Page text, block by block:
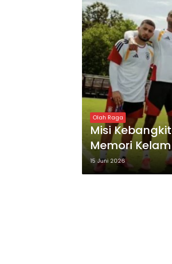
Olah Raga
Misi
Memori
15 Juni 2026